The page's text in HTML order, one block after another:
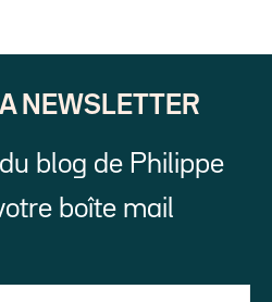
NEWSLETTER
du blog de Philippe
boîte mail